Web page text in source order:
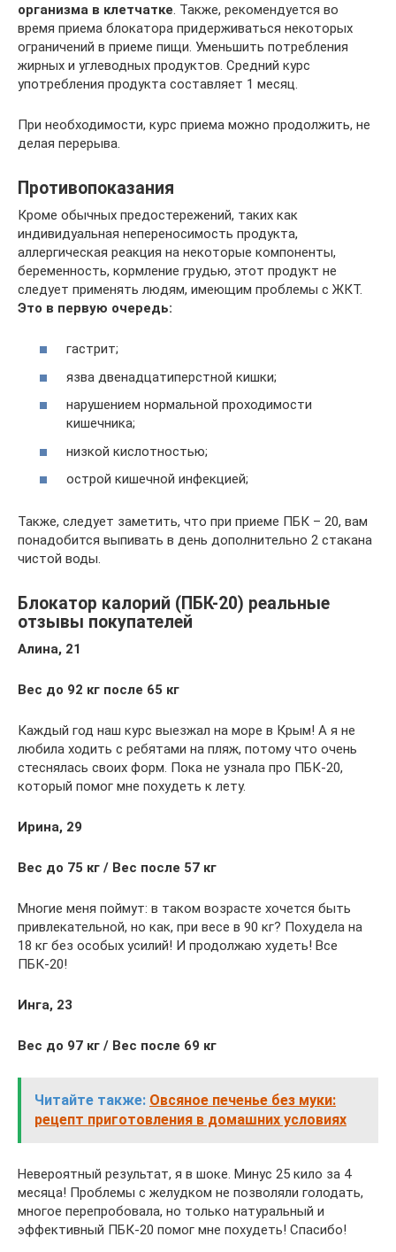
организма в клетчатке . Также, рекомендуется во
время приема блокатора придерживаться некоторых
ограничений в приеме пищи. Уменьшить потребления
жирных и углеводных продуктов. Средний курс
употребления продукта составляет 1 месяц.
При необходимости, курс приема можно продолжить, не
делая перерыва.
Противопоказания
Кроме обычных предостережений, таких как
индивидуальная непереносимость продукта,
аллергическая реакция на некоторые компоненты,
беременность, кормление грудью, этот продукт не
следует применять людям, имеющим проблемы с ЖКТ.
Это в первую очередь:
гастрит;
язва двенадцатиперстной кишки;
нарушением нормальной проходимости
кишечника;
низкой кислотностью;
острой кишечной инфекцией;
Также, следует заметить, что при приеме ПБК – 20, вам
понадобится выпивать в день дополнительно 2 стакана
чистой воды.
Блокатор калорий (ПБК-20) реальные
отзывы покупателей
Алина, 21
Вес до 92 кг после 65 кг
Каждый год наш курс выезжал на море в Крым! А я не
любила ходить с ребятами на пляж, потому что очень
стеснялась своих форм. Пока не узнала про ПБК-20,
который помог мне похудеть к лету.
Ирина, 29
Вес до 75 кг / Вес после 57 кг
Многие меня поймут: в таком возрасте хочется быть
привлекательной, но как, при весе в 90 кг? Похудела на
18 кг без особых усилий! И продолжаю худеть! Все
ПБК-20!
Инга, 23
Вес до 97 кг / Вес после 69 кг
Читайте также: Овсяное печенье без муки:
рецепт приготовления в домашних условиях
Невероятный результат, я в шоке. Минус 25 кило за 4
месяца! Проблемы с желудком не позволяли голодать,
многое перепробовала, но только натуральный и
эффективный ПБК-20 помог мне похудеть! Спасибо!